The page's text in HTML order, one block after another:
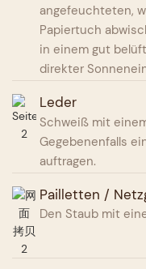
angefeuchteten,
Papiertuch
in einem gut
direkter
Leder
Schweiß mit
Gegebenenfalls
auftragen.
Pailletten /
Den Staub mit